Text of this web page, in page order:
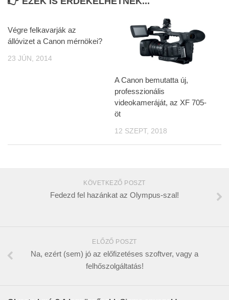
Végre felkavarják az
állóvizet a Canon mérnökei?
23 JÚN, 2014
A Canon bemutatta új,
professzionális
videokameráját, az XF 705-
öt
12 SZEPT, 2018
KÖVETKEZŐ POSZT
Fedezd fel hazánkat az Olympus-szal!
ELŐZŐ POSZT
Na, ezért (sem) jó az előfizetéses szoftver, vagy a
felhőszolgáltatás!